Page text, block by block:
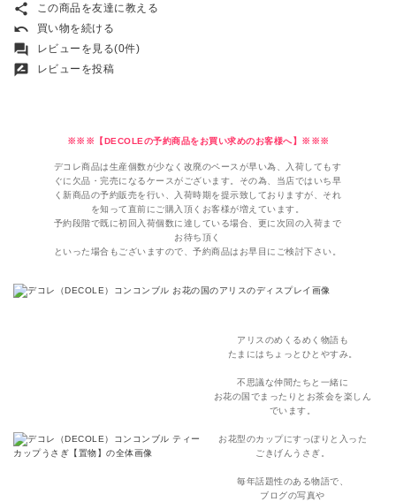
share この商品を友達に教える
undo 買い物を続ける
forum レビューを見る(0件)
rate_review レビューを投稿
※※※【DECOLEの予約商品をお買い求めのお客様へ】※※※
デコレ商品は生産個数が少なく改廃のペースが早い為、入荷してもす
ぐに欠品・完売になるケースがございます。その為、当店ではいち早
く新商品の予約販売を行い、入荷時期を提示致しておりますが、それ
を知って直前にご購入頂くお客様が増えています。
予約段階で既に初回入荷個数に達している場合、更に次回の入荷まで
お待ち頂く
といった場合もございますので、予約商品はお早目にご検討下さい。
アリスのめくるめく物語も
たまにはちょっとひとやすみ。
不思議な仲間たちと一緒に
お花の国でまったりとお茶会を楽しん
でいます。
お花型のカップにすっぽりと入った
ごきげんうさぎ。
毎年話題性のある物語で、
ブログの写真や